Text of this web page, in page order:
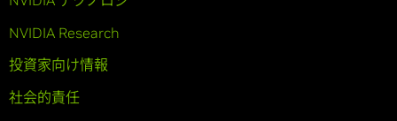
NVIDIA Research
投資家向け情報
社会的責任